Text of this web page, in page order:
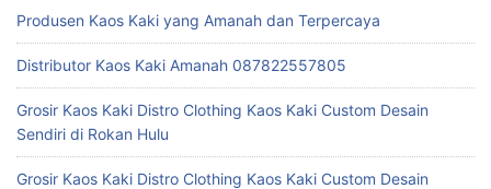
rProdusen Kaos Kaki yang Amanah dan Terpercaya
Distributor Kaos Kaki Amanah 087822557805
Grosir Kaos Kaki Distro Clothing Kaos Kaki Custom Desain
Sendiri di Rokan Hulu
Grosir Kaos Kaki Distro Clothing Kaos Kaki Custom Desain